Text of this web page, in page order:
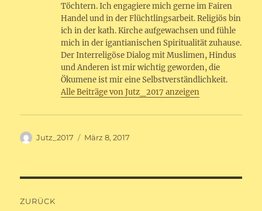
Töchtern. Ich engagiere mich gerne im Fairen
Handel und in der Flüchtlingsarbeit. Religiös bin
ich in der kath. Kirche aufgewachsen und fühle
mich in der igantianischen Spiritualität zuhause.
Der Interreligöse Dialog mit Muslimen, Hindus
und Anderen ist mir wichtig geworden, die
Ökumene ist mir eine Selbstverständlichkeit.
Alle Beiträge von Jutz_2017 anzeigen
Autor
Jutz_2017
Veröffentlicht
März 8, 2017
ZURÜCK